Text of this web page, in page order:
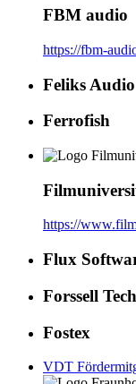
FBM audio
https://fbm-
Feliks Audio
Ferrofish
https://
Flux
Forssell
Fostex
VDT